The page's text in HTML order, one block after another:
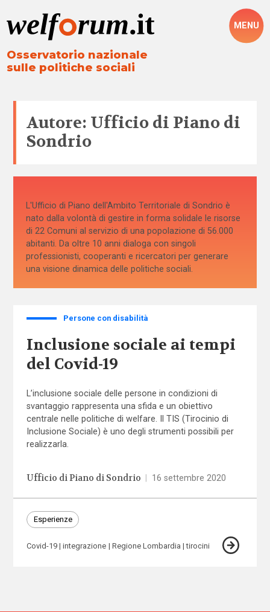
Osservatorio nazionale
sulle politiche sociali
MENU
Autore: Ufficio di Piano di
Sondrio
L'Ufficio di Piano dell'Ambito Territoriale di Sondrio è
nato dalla volontà di gestire in forma solidale le risorse
di 22 Comuni al servizio di una popolazione di 56.000
abitanti. Da oltre 10 anni dialoga con singoli
professionisti, cooperanti e ricercatori per generare
una visione dinamica delle politiche sociali.
Persone con disabilità
Inclusione sociale ai tempi
del Covid-19
L’inclusione sociale delle persone in condizioni di
svantaggio rappresenta una sfida e un obiettivo
centrale nelle politiche di welfare. Il TIS (Tirocinio di
Inclusione Sociale) è uno degli strumenti possibili per
realizzarla.
Ufficio di Piano di Sondrio 16 settembre 2020
Esperienze
Covid-19 integrazione Regione Lombardia tirocini